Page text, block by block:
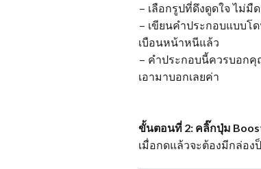
– เลือกรูปที่ดึงดูดใจ ไม่มื
– เขียนคำประกอบแบบโ
เบือนหน้าหนีแล้ว
– คำประกอบนี้ควรบอก
เอามาบอกเลยค่า
ขั้นตอนที่ 2: คลิ๊กปุ่ม
เมื่อกดแล้วจะต้องมีกล่อ